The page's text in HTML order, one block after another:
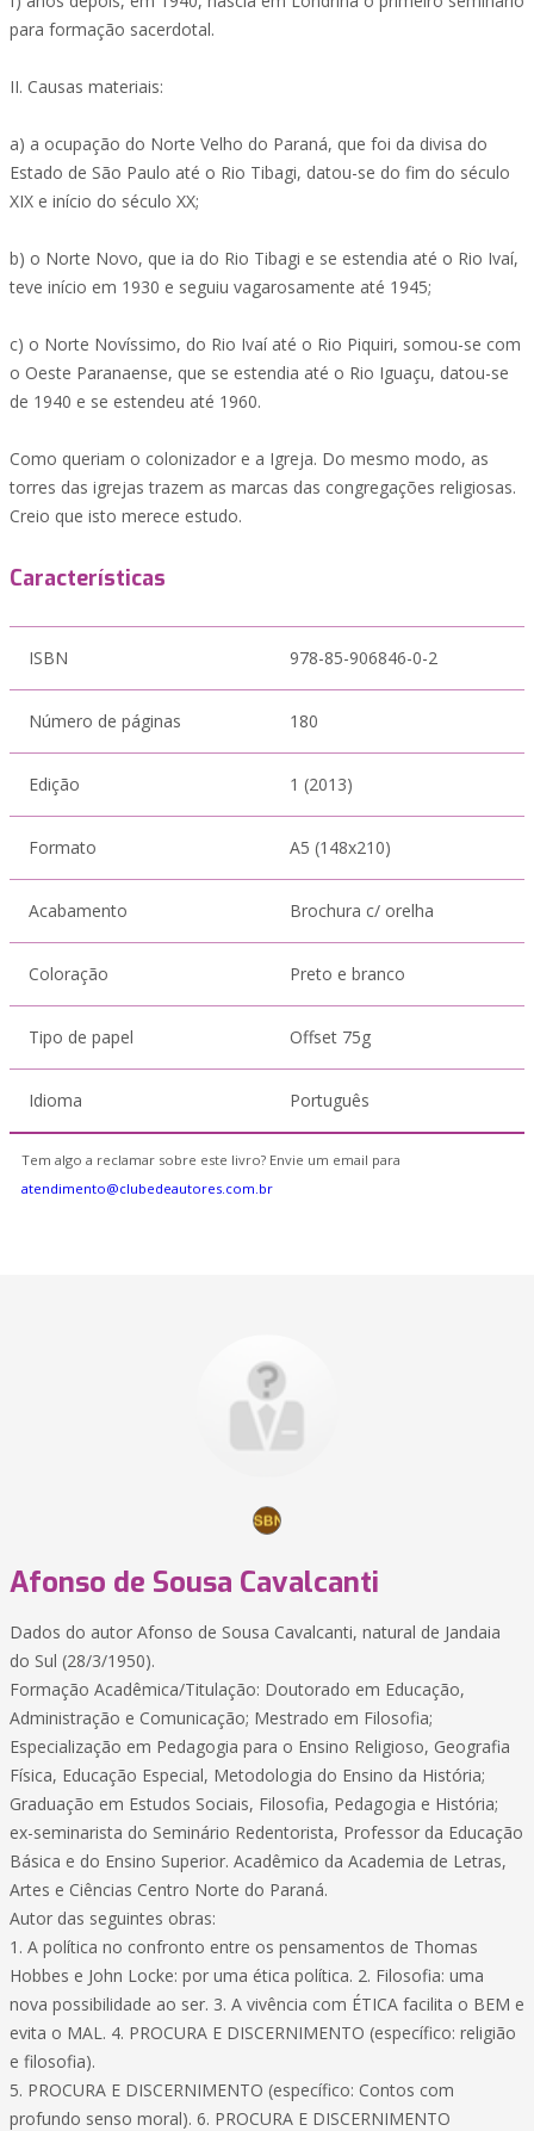
para formação sacerdotal.
II. Causas materiais:
a) a ocupação do Norte Velho do Paraná, que foi da divisa do
Estado de São Paulo até o Rio Tibagi, datou-se do fim do século
XIX e início do século XX;
b) o Norte Novo, que ia do Rio Tibagi e se estendia até o Rio Ivaí,
teve início em 1930 e seguiu vagarosamente até 1945;
c) o Norte Novíssimo, do Rio Ivaí até o Rio Piquiri, somou-se com
o Oeste Paranaense, que se estendia até o Rio Iguaçu, datou-se
de 1940 e se estendeu até 1960.
Como queriam o colonizador e a Igreja. Do mesmo modo, as
torres das igrejas trazem as marcas das congregações religiosas.
Creio que isto merece estudo.
Características
ISBN 978-85-906846-0-2
Número de páginas 180
Edição 1 (2013)
Formato A5 (148x210)
Acabamento Brochura c/ orelha
Coloração Preto e branco
Tipo de papel Offset 75g
Idioma Português
Tem algo a reclamar sobre este livro? Envie um email para
atendimento@clubedeautores.com.br
Afonso de Sousa Cavalcanti
Dados do autor Afonso de Sousa Cavalcanti, natural de Jandaia
do Sul (28/3/1950).
Formação Acadêmica/Titulação: Doutorado em Educação,
Administração e Comunicação; Mestrado em Filosofia;
Especialização em Pedagogia para o Ensino Religioso, Geografia
Física, Educação Especial, Metodologia do Ensino da História;
Graduação em Estudos Sociais, Filosofia, Pedagogia e História;
ex-seminarista do Seminário Redentorista, Professor da Educação
Básica e do Ensino Superior. Acadêmico da Academia de Letras,
Artes e Ciências Centro Norte do Paraná.
Autor das seguintes obras:
1. A política no confronto entre os pensamentos de Thomas
Hobbes e John Locke: por uma ética política. 2. Filosofia: uma
nova possibilidade ao ser. 3. A vivência com ÉTICA facilita o BEM e
evita o MAL. 4. PROCURA E DISCERNIMENTO (específico: religião
e filosofia).
5. PROCURA E DISCERNIMENTO (específico: Contos com
profundo senso moral). 6. PROCURA E DISCERNIMENTO